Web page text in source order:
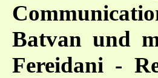
Batvan und
Fereidani -